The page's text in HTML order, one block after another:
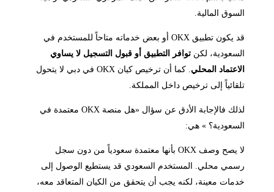
السوق المالية.
قد يكون تطبيق OKX أو بعض خدماته متاحاً للمستخدم في
السعودية، لكن توافر التطبيق أو قبول التسجيل لا يساوي
الاعتماد المحلي
. كما أن ترخيص كيان OKX في دبي لا يتحول
تلقائياً إلى ترخيص داخل المملكة.
لذلك فالإجابة الأدق عن سؤال «هل منصة OKX معتمدة في
السعودية؟ » هي:
لا يصح وصف OKX بأنها معتمدة سعودياً من دون سجل
رسمي محلي. المستخدم السعودي قد يستطيع الوصول إلى
خدمات معينة، لكنه يجب أن يتحقق من الكيان المتعاقد معه،